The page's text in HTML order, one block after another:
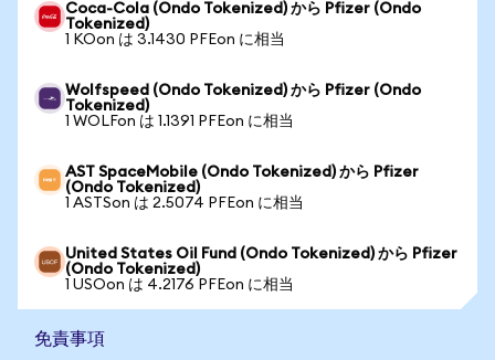
Coca-Cola (Ondo Tokenized) から Pfizer (Ondo
Tokenized)
1 KOon は 3.1430 PFEon に相当
Wolfspeed (Ondo Tokenized) から Pfizer (Ondo
Tokenized)
1 WOLFon は 1.1391 PFEon に相当
AST SpaceMobile (Ondo Tokenized) から Pfizer
(Ondo Tokenized)
1 ASTSon は 2.5074 PFEon に相当
United States Oil Fund (Ondo Tokenized) から Pfizer
(Ondo Tokenized)
1 USOon は 4.2176 PFEon に相当
免責事項